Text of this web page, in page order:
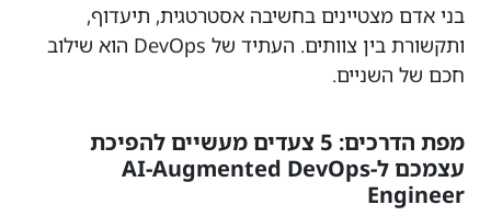
בני אדם מצטיינים בחשיבה אסטרטגית, תיעדוף,
ותקשורת בין צוותים. העתיד של DevOps הוא שילוב
חכם של השניים.
מפת הדרכים: 5 צעדים מעשיים להפיכת
עצמכם ל-AI-Augmented DevOps
Engineer